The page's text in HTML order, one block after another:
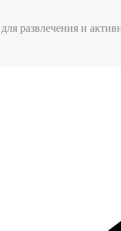
развлечения и